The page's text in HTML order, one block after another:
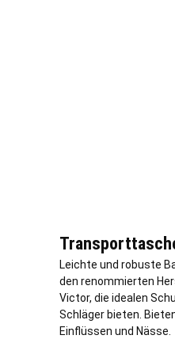
Leichte und robuste
den renommierten
Victor, die idealen
Schläger bieten.
Einflüssen und Nässe.